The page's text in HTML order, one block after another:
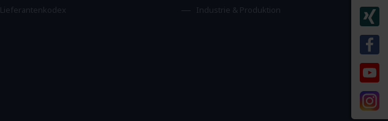
Lieferantenkodex
Industrie & Produktion